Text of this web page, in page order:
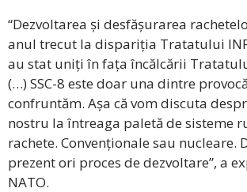
“Dezvoltarea și desfășurarea
anul trecut la dispariția Tratatului
au stat uniți în fața încălcării
(…) SSC-8 este doar una dintre
confruntăm. Așa că vom discuta
nostru la întreaga paletă de sisteme
rachete. Convenționale sau nucleare.
prezent ori proces de dezvoltare”, a
NATO.